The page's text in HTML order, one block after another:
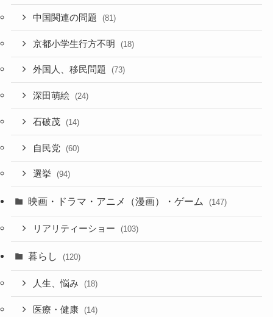
中国関連の問題 (81)
京都小学生行方不明 (18)
外国人、移民問題 (73)
深田萌絵 (24)
石破茂 (14)
自民党 (60)
選挙 (94)
映画・ドラマ・アニメ（漫画）・ゲーム (147)
リアリティーショー (103)
暮らし (120)
人生、悩み (18)
医療・健康 (14)